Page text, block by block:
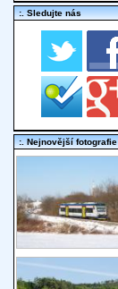
:. Sledujte nás
:. Nejnovější fotografie